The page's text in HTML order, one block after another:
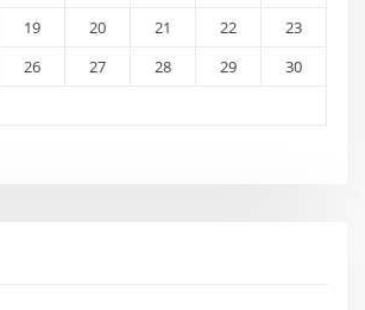
19 20 21 22
23
26 27 28 29
30